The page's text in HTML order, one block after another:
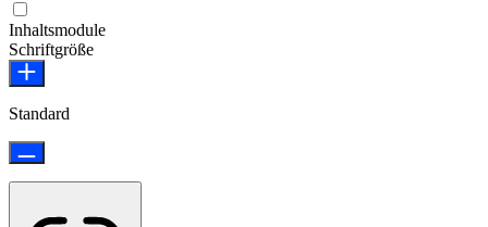
Inhaltsmodule
Schriftgröße
Standard